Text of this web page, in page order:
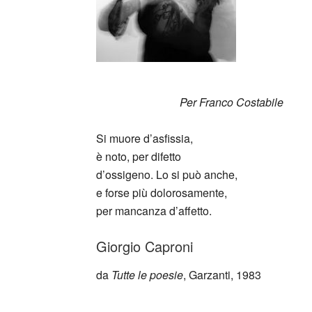
Per Franco Costabile
Si muore d’asfissia,
è noto, per difetto
d’ossigeno. Lo si può anche,
e forse più dolorosamente,
per mancanza d’affetto.
Giorgio Caproni
da Tutte le poesie, Garzanti, 1983